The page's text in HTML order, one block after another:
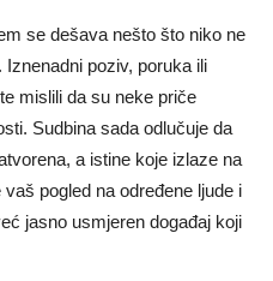
se dešava nešto što niko ne
poziv, poruka ili
mislili da su neke priče
Sudbina sada odlučuje da
a istine koje izlaze na
pogled na određene ljude i
jasno usmjeren događaj koji